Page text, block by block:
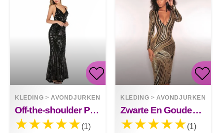
KLEDING >AVONDJURKEN
Off-the-shoulder Pailletten Feestavondjurk Journey
(1)
KLEDING >AVONDJURKEN
Zwarte En Gouden Paillettenjurk Met Lange Mouwen
(1)